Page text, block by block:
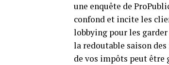
une enquête de
confond et incite les
lobbying pour les
la redoutable saison
de vos impôts peut